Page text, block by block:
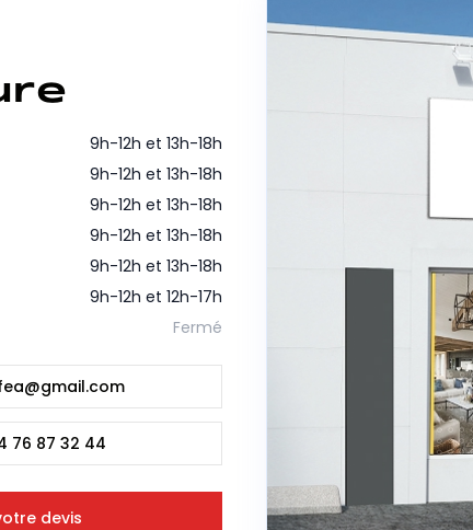
9h-12h et 13h-18h
9h-12h et 13h-18h
9h-12h et 13h-18h
9h-12h et 13h-18h
9h-12h et 13h-18h
9h-12h et 12h-17h
Fermé
76 87 32 44
devis